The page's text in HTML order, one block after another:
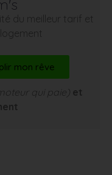
du meilleur tarif et
mon rêve
qui paie) et